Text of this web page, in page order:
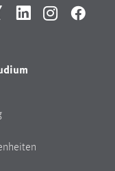
LinkedInInstagramFacebook